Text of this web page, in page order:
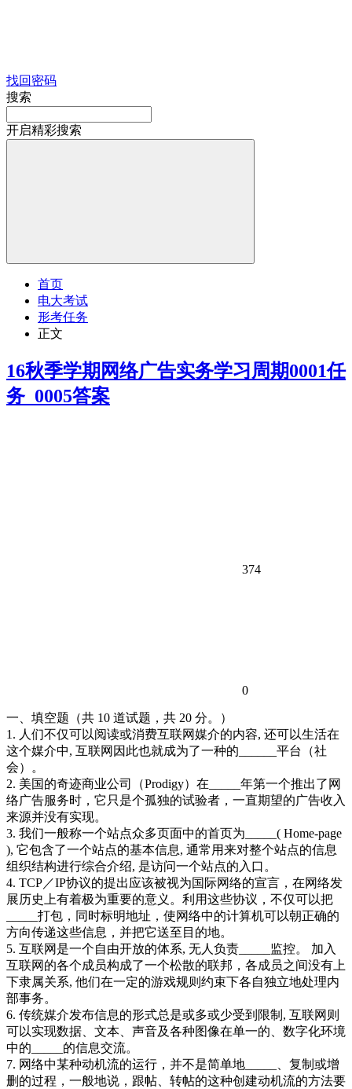
找回密码
搜索
开启精彩搜索
首页
电大考试
形考任务
正文
16秋季学期网络广告实务学习周期0001任
务_0005答案
374
0
一、填空题（共 10 道试题，共 20 分。）
1. 人们不仅可以阅读或消费互联网媒介的内容, 还可以生活在
这个媒介中, 互联网因此也就成为了一种的______平台（社
会）。
2. 美国的奇迹商业公司（Prodigy）在_____年第一个推出了网
络广告服务时，它只是个孤独的试验者，一直期望的广告收入
来源并没有实现。
3. 我们一般称一个站点众多页面中的首页为_____( Home-page
), 它包含了一个站点的基本信息, 通常用来对整个站点的信息
组织结构进行综合介绍, 是访问一个站点的入口。
4. TCP／IP协议的提出应该被视为国际网络的宣言，在网络发
展历史上有着极为重要的意义。利用这些协议，不仅可以把
_____打包，同时标明地址，使网络中的计算机可以朝正确的
方向传递这些信息，并把它送至目的地。
5. 互联网是一个自由开放的体系, 无人负责_____监控。 加入
互联网的各个成员构成了一个松散的联邦，各成员之间没有上
下隶属关系, 他们在一定的游戏规则约束下各自独立地处理内
部事务。
6. 传统媒介发布信息的形式总是或多或少受到限制, 互联网则
可以实现数据、文本、声音及各种图像在单一的、数字化环境
中的_____的信息交流。
7. 网络中某种动机流的运行，并不是简单地_____、复制或增
删的过程，一般地说，跟帖、转帖的这种创建动机流的方法要